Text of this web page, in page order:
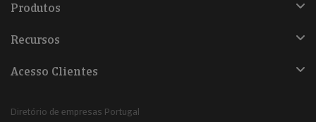
Produtos
Recursos
Acesso Clientes
Diretório de empresas Portugal